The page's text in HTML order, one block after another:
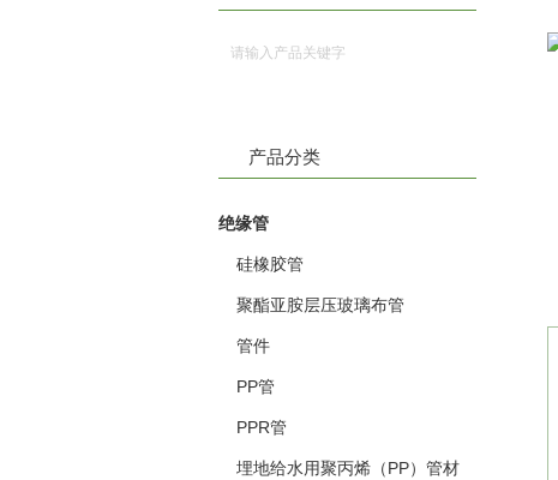
产品分类
绝缘管
硅橡胶管
聚酯亚胺层压玻璃布管
管件
PP管
PPR管
埋地给水用聚丙烯（PP）管材